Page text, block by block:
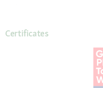
Certificates